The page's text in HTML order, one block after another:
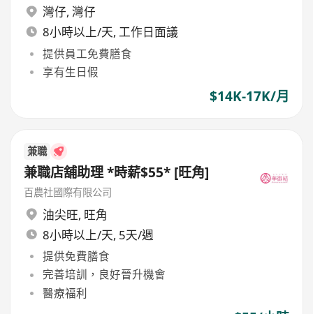
灣仔, 灣仔
8小時以上/天, 工作日面議
提供員工免費膳食
享有生日假
$14K-17K/月
兼職
兼職店舖助理 *時薪$55* [旺角]
百農社國際有限公司
油尖旺, 旺角
8小時以上/天, 5天/週
提供免費膳食
完善培訓，良好晉升機會
醫療福利